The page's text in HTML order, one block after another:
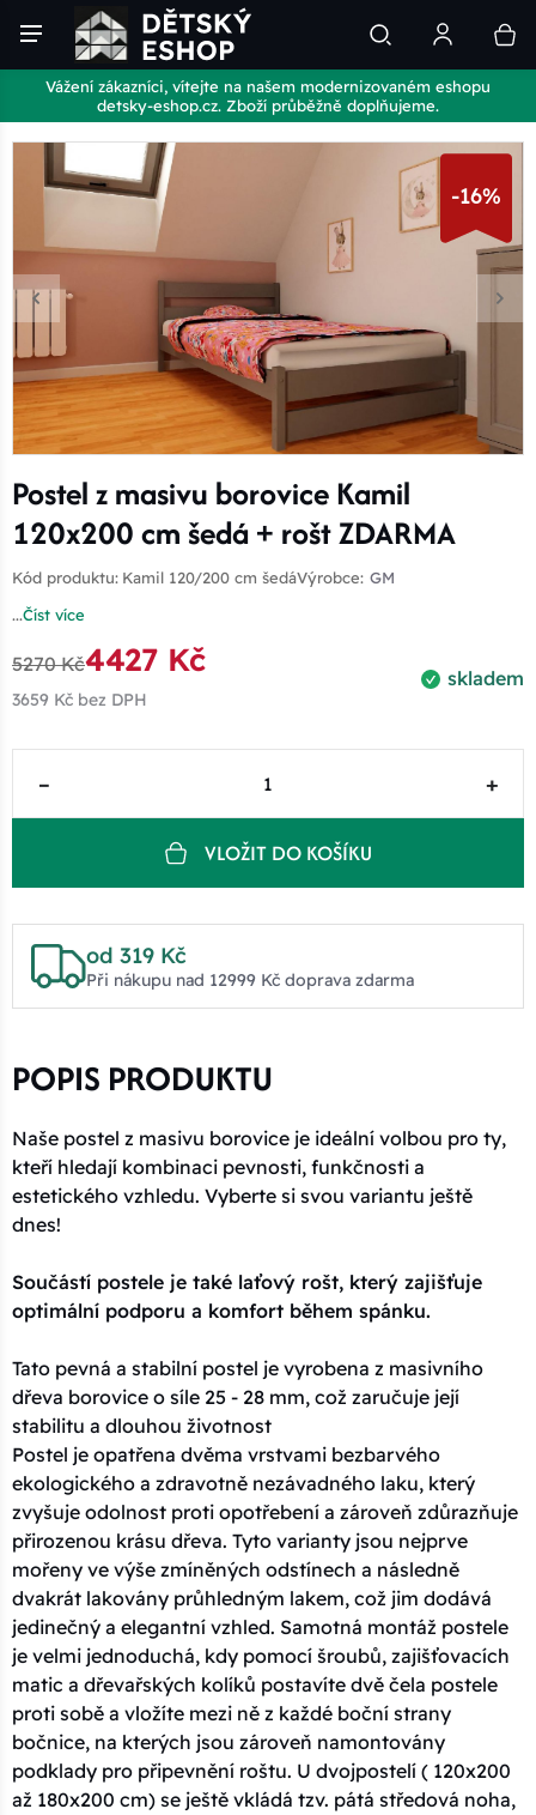
Vážení zákazníci, vítejte na našem modernizovaném eshopu
detsky-eshop.cz. Zboží průběžně doplňujeme.
-16%
Postel z masivu borovice Kamil
120x200 cm šedá + rošt ZDARMA
Kód produktu: Kamil 120/200 cm šedáVýrobce: GM
...Číst více
skladem
5270 Kč4427 Kč
3659 Kč bez DPH
– +
VLOŽIT DO KOŠÍKU
od 319 Kč
Při nákupu nad 12999 Kč doprava zdarma
POPIS PRODUKTU
Naše postel z masivu borovice je ideální volbou pro ty,
kteří hledají kombinaci pevnosti, funkčnosti a
estetického vzhledu. Vyberte si svou variantu ještě
dnes!
Součástí postele je také laťový rošt, který zajišťuje
optimální podporu a komfort během spánku.
Tato pevná a stabilní postel je vyrobena z masivního
dřeva borovice o síle 25 - 28 mm, což zaručuje její
stabilitu a dlouhou životnost
Postel je opatřena dvěma vrstvami bezbarvého
ekologického a zdravotně nezávadného laku, který
zvyšuje odolnost proti opotřebení a zároveň zdůrazňuje
přirozenou krásu dřeva. Tyto varianty jsou nejprve
mořeny ve výše zmíněných odstínech a následně
dvakrát lakovány průhledným lakem, což jim dodává
jedinečný a elegantní vzhled. Samotná montáž postele
je velmi jednoduchá, kdy pomocí šroubů, zajišťovacích
matic a dřevařských kolíků postavíte dvě čela postele
proti sobě a vložíte mezi ně z každé boční strany
bočnice, na kterých jsou zároveň namontovány
podklady pro připevnění roštu. U dvojpostelí ( 120x200
až 180x200 cm) se ještě vkládá tzv. pátá středová noha,